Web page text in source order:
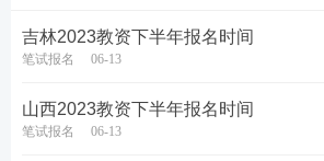
吉林2023教资下半年报名时间
笔试报名 06-13
山西2023教资下半年报名时间
笔试报名 06-13